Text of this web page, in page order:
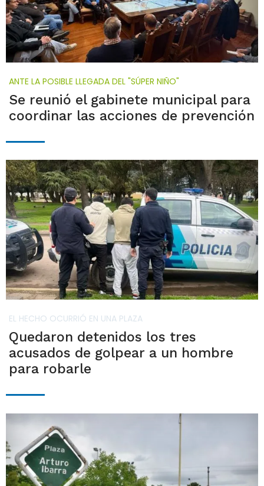
ANTE LA POSIBLE LLEGADA DEL "SÚPER NIÑO"
Se reunió el gabinete municipal para
coordinar las acciones de prevención
EL HECHO OCURRIÓ EN UNA PLAZA
Quedaron detenidos los tres
acusados de golpear a un hombre
para robarle